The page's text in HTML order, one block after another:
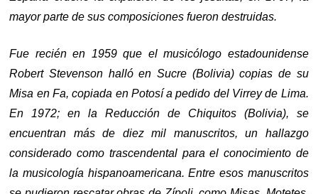
mayor parte de sus composiciones fueron destruidas.
Fue recién en 1959 que el musicólogo estadounidense
Robert Stevenson halló en Sucre (Bolivia) copias de su
Misa en Fa, copiada en Potosí a pedido del Virrey de Lima.
En 1972; en la Reducción de Chiquitos (Bolivia), se
encuentran más de diez mil manuscritos, un hallazgo
considerado como trascendental para el conocimiento de
la musicología hispanoamericana. Entre esos manuscritos